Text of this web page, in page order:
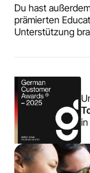
Du hast
prämierten
Unterstützung